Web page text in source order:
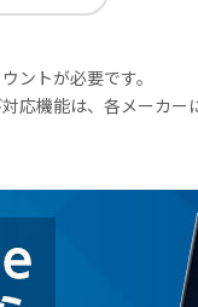
ントが必要です。
機能は、各メーカー